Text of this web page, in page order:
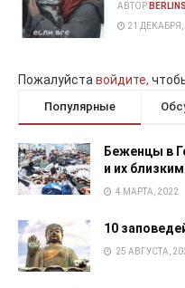
АВТОР
21 ДЕКАБРЯ,
Пожалуйста войдите,
Популярные
Беженцы в
и их близким
4 МАРТА, 2022
10
25 АВГУСТА,